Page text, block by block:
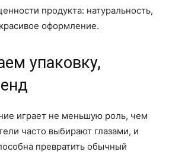
продукта: натуральность,
оформление.
упаковку,
играет не меньшую роль, чем
часто выбирают глазами, и
превратить обычный